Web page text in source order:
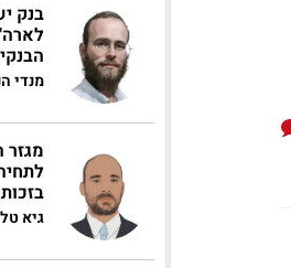
בנק
מנדי
מגזר
גיא טל